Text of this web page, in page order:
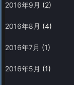
2016年9月 (2)
2016年8月 (4)
2016年7月 (1)
2016年5月 (1)